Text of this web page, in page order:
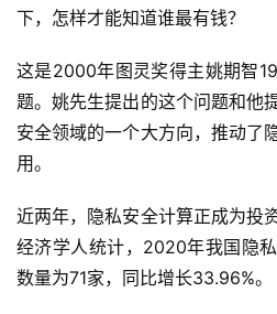
下，怎样才能知道谁最有钱？
这是2000年图灵奖得主姚期智
题。姚先生提出的这个问题和他
安全领域的一个大方向，推动了
用。
近两年，隐私安全计算正成为投
经济学人统计，2020年我国隐
数量为71家，同比增长33.96%。